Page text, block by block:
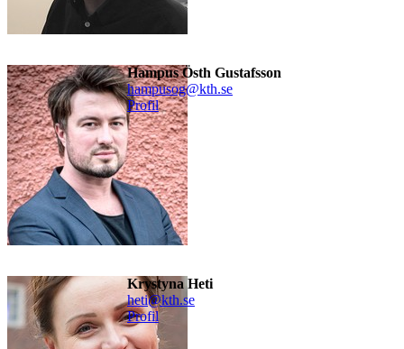
Hampus Östh Gustafsson
hampusog@kth.se
Profil
Krystyna Heti
heti@kth.se
Profil